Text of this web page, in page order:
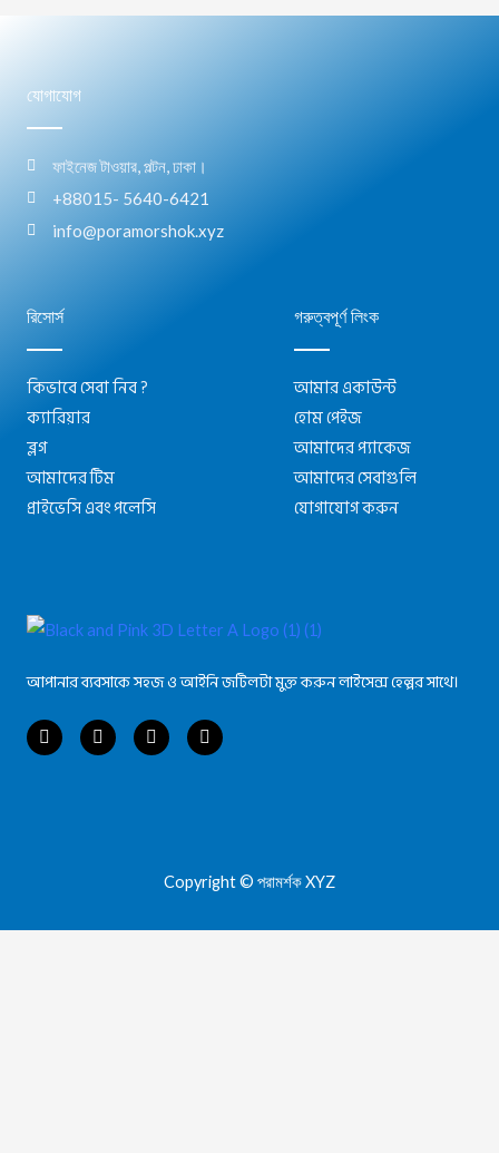
আপানার ব্যবসাকে সহজ ও আইনি জটিলটা মুক্ত করুন লাইসেন্স হেল্পর সাথে।
গরুত্বপূর্ণ লিংক
আমার একাউন্ট
হোম পেইজ
আমাদের প্যাকেজ
আমাদের সেবাগুলি
যোগাযোগ করুন
রিসোর্স
কিভাবে সেবা নিব ?
ক্যারিয়ার
ব্লগ
আমাদের টিম
প্রাইভেসি এবং পলেসি
যোগাযোগ
ফাইনেজ টাওয়ার, পল্টন, ঢাকা।
+88015- 5640-6421
info@poramorshok.xyz
Copyright © পরামর্শক XYZ